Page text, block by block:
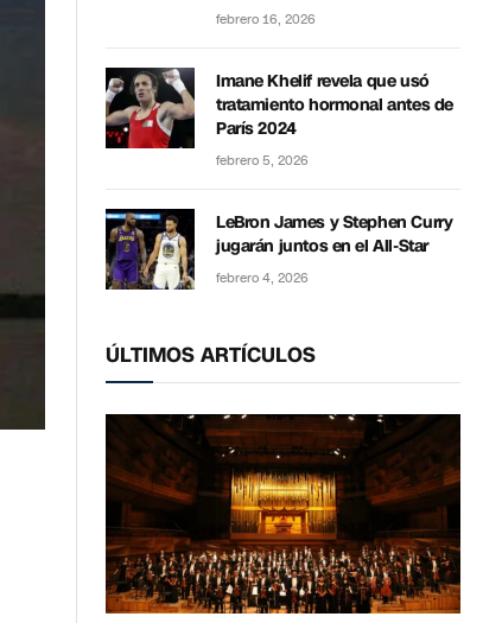
febrero 16, 2026
Imane Khelif revela que usó
tratamiento hormonal antes de
París 2024
febrero 5, 2026
LeBron James y Stephen Curry
jugarán juntos en el All-Star
febrero 4, 2026
ÚLTIMOS ARTÍCULOS